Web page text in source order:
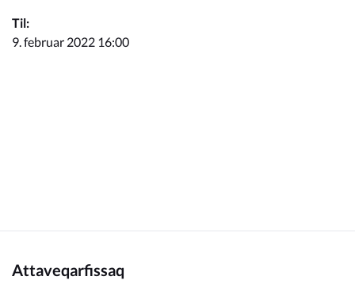
Til:
9. februar 2022 16:00
Attaveqarfissaq